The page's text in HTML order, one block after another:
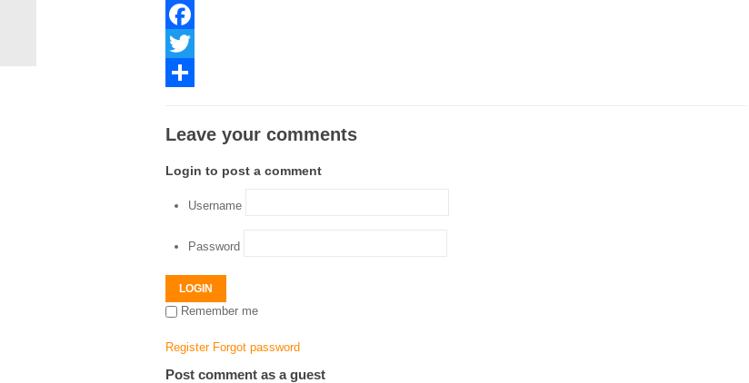
Facebook
Twitter
Leave your comments
Login to post a comment
Username
Password
LOGIN
Remember me
Register Forgot password
Post comment as a guest